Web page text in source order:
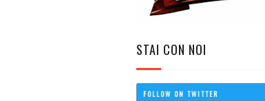
STAI CON NOI
FOLLOW ON TWITTER